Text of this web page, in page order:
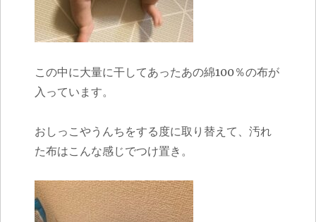
この中に大量に干してあったあの綿100％の布が
入っています。
おしっこやうんちをする度に取り替えて、汚れ
た布はこんな感じでつけ置き。